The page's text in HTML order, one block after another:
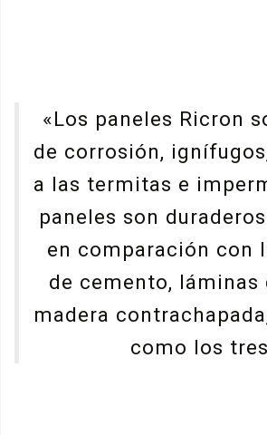
«Los paneles Ricron
de corrosión,
a las termitas e
paneles son
en comparación con
de cemento, láminas
madera
como los